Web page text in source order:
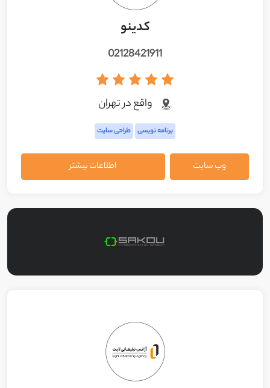
کدینو
02128421911
واقع در تهران
برنامه نویسی طراحی سایت
وب سایت اطلاعات بیشتر